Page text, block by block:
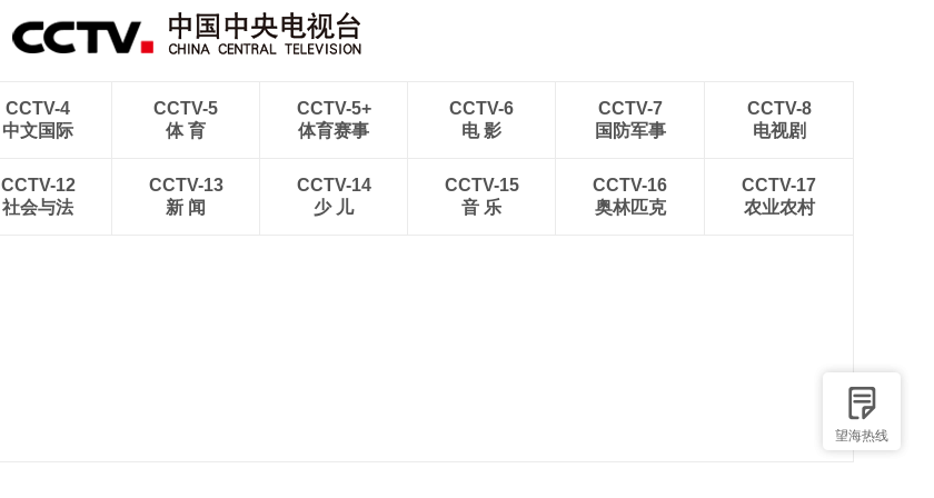
望海热线
CCTV-4
中文国际
CCTV-5
体 育
CCTV-5+
体育赛事
CCTV-6
电 影
CCTV-7
国防军事
CCTV-8
电视剧
CCTV-12
社会与法
CCTV-13
新 闻
CCTV-14
少 儿
CCTV-15
音 乐
CCTV-16
奥林匹克
CCTV-17
农业农村